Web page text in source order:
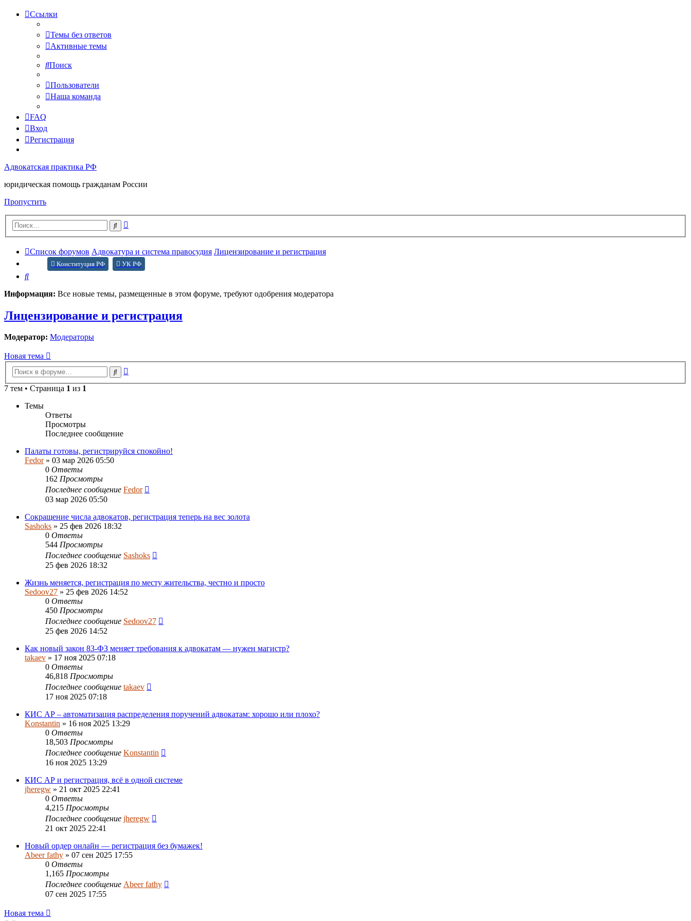
Ссылки
Темы без ответов
Активные темы
Поиск
Пользователи
Наша команда
FAQ
Вход
Регистрация
Адвокатская практика РФ
юридическая помощь гражданам России
Пропустить
Поиск
Список форумов Адвокатура и система правосудия Лицензирование и регистрация
Конституция РФ УК РФ
Поиск
Информация: Все новые темы, размещенные в этом форуме, требуют одобрения модератора
Лицензирование и регистрация
Модератор: Модераторы
Новая тема
Поиск
7 тем • Страница 1 из 1
Темы
Ответы
Просмотры
Последнее сообщение
Палаты готовы, регистрируйся спокойно!
Fedor» 03 мар 2026 05:50
0 Ответы
162 Просмотры
Последнее сообщение Fedor
03 мар 2026 05:50
Сокращение числа адвокатов, регистрация теперь на вес золота
Sashoks » 25 фев 2026 18:32
0 Ответы
544 Просмотры
Последнее сообщение Sashoks
25 фев 2026 18:32
Жизнь меняется, регистрация по месту жительства, честно и просто
Sedoov27 » 25 фев 2026 14:52
0 Ответы
450 Просмотры
Последнее сообщение Sedoov27
25 фев 2026 14:52
Как новый закон 83-ФЗ меняет требования к адвокатам — нужен магистр?
takaev » 17 ноя 2025 07:18
0 Ответы
46,818 Просмотры
Последнее сообщение takaev
17 ноя 2025 07:18
КИС АР – автоматизация распределения поручений адвокатам: хорошо или плохо?
Konstantin » 16 ноя 2025 13:29
0 Ответы
18,503 Просмотры
Последнее сообщение Konstantin
16 ноя 2025 13:29
КИС АР и регистрация, всё в одной системе
jheregw » 21 окт 2025 22:41
0 Ответы
4,215 Просмотры
Последнее сообщение jheregw
21 окт 2025 22:41
Новый ордер онлайн — регистрация без бумажек!
Abeer fathy » 07 сен 2025 17:55
0 Ответы
1,165 Просмотры
Последнее сообщение Abeer fathy
07 сен 2025 17:55
Новая тема